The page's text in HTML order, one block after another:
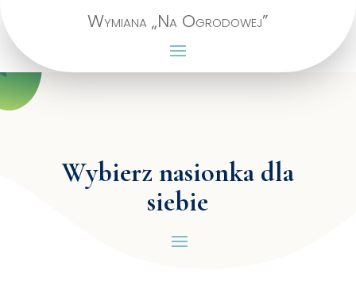
Wymiana „Na Ogrodowej”
Wybierz nasionka dla
siebie